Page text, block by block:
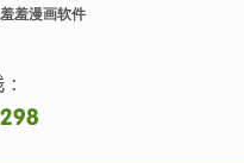
羞漫画软件